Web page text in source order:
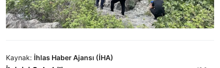
Kaynak: İhlas Haber Ajansı (İHA)